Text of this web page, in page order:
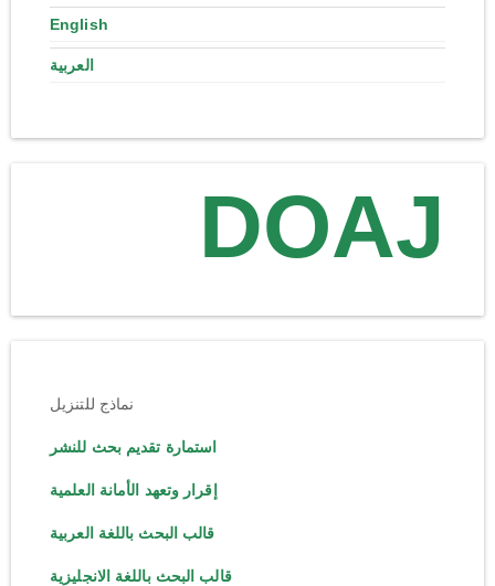
English
العربية
DOAJ
نماذج للتنزيل
استمارة تقديم بحث للنشر
إقرار وتعهد الأمانة العلمية
قالب البحث باللغة العربية
قالب البحث باللغة الانجليزية